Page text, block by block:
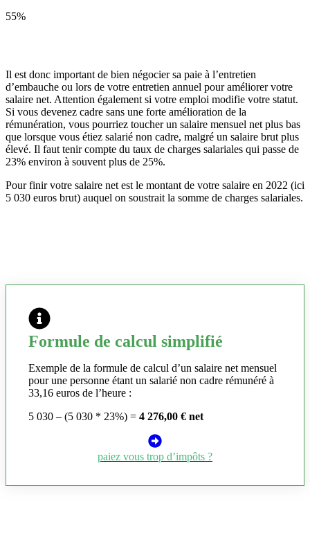
55%
Il est donc important de bien négocier sa paie à l’entretien
d’embauche ou lors de votre entretien annuel pour améliorer votre
salaire net. Attention également si votre emploi modifie votre statut.
Si vous devenez cadre sans une forte amélioration de la
rémunération, vous pourriez toucher un salaire mensuel net plus bas
que lorsque vous étiez salarié non cadre, malgré un salaire brut plus
élevé. Il faut tenir compte du taux de charges salariales qui passe de
23% environ à souvent plus de 25%.
Pour finir votre salaire net est le montant de votre salaire en 2022 (ici
5 030 euros brut) auquel on soustrait la somme de charges salariales.
Formule de calcul simplifié
Exemple de la formule de calcul d’un salaire net mensuel
pour une personne étant un salarié non cadre rémunéré à
33,16 euros de l’heure :
5 030 – (5 030 * 23%) = 4 276,00 € net
paiez vous trop d’impôts ?